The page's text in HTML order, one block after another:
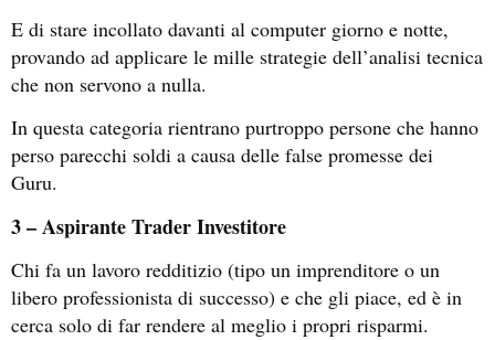
E di stare incollato davanti al computer giorno e notte,
provando ad applicare le mille strategie dell’analisi tecnica
che non servono a nulla.
In questa categoria rientrano purtroppo persone che hanno
perso parecchi soldi a causa delle false promesse dei
Guru.
3 – Aspirante Trader Investitore
Chi fa un lavoro redditizio (tipo un imprenditore o un
libero professionista di successo) e che gli piace, ed è in
cerca solo di far rendere al meglio i propri risparmi.